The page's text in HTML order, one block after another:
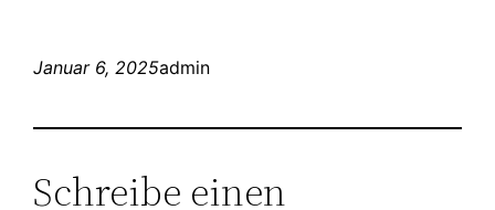
Januar 6, 2025admin
Schreibe einen